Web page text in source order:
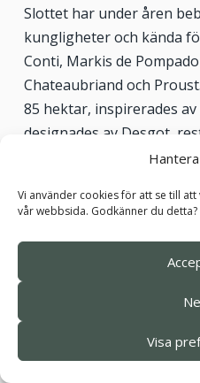
Vi använder cookies för att se till
vår webbsida. Godkänner du detta?
Visa
Slottet har under åren
kungligheter och kända
Conti, Markis de
Chateaubriand och
85 hektar, inspirerades
designades av Desgot,
Achille Duchêne. Under
Versailles, checkar in för